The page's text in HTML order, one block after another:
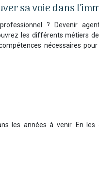
sa voie dans
? Devenir
les différents métiers de
nécessaires
les années à venir. En les